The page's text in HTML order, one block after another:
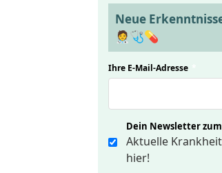
Neue
🧑‍⚕️🩺💊
Ihre E-Mail-Adresse
Dein Newsletter
Aktuelle
hier!